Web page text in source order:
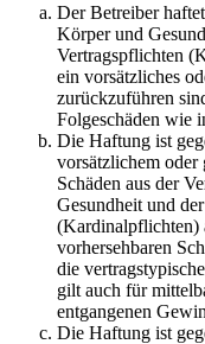
Der Betreiber
Körper und
Vertragspflichten
ein vorsätzliches
zurückzuführen
Folgeschäden wie
Die Haftung ist
vorsätzlichem oder
Schäden aus der
Gesundheit und
(Kardinalpflichten)
vorhersehbaren
die
gilt auch für
entgangenen
Die Haftung ist